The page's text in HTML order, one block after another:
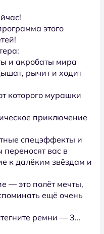
этого
и акробаты мира
рычит и ходит
которого мурашки
приключение
спецэффекты и
вас в
к далёким звёздам и
— это полёт мечты,
ещё очень
ремни — 3…